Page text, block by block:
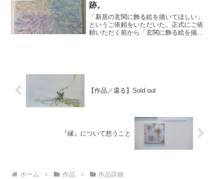
跡。
「新居の玄関に飾る絵を描いてほしい」
というご依頼をいただいた。​正式にご依
頼いただく前から「玄関に飾る絵を描い
【作品／還る】Sold out
『縁』について想うこと
ホーム 作品 作品詳細